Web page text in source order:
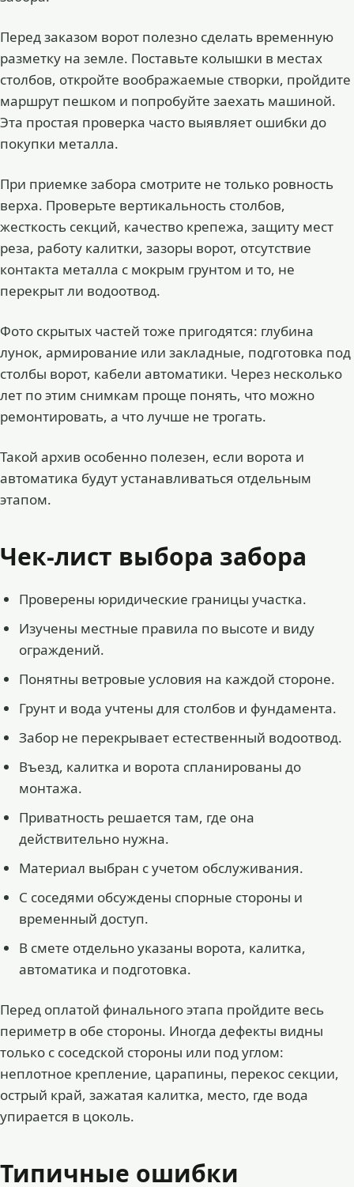
Перед заказом ворот полезно сделать временную
разметку на земле. Поставьте колышки в местах
столбов, откройте воображаемые створки, пройдите
маршрут пешком и попробуйте заехать машиной.
Эта простая проверка часто выявляет ошибки до
покупки металла.
При приемке забора смотрите не только ровность
верха. Проверьте вертикальность столбов,
жесткость секций, качество крепежа, защиту мест
реза, работу калитки, зазоры ворот, отсутствие
контакта металла с мокрым грунтом и то, не
перекрыт ли водоотвод.
Фото скрытых частей тоже пригодятся: глубина
лунок, армирование или закладные, подготовка под
столбы ворот, кабели автоматики. Через несколько
лет по этим снимкам проще понять, что можно
ремонтировать, а что лучше не трогать.
Такой архив особенно полезен, если ворота и
автоматика будут устанавливаться отдельным
этапом.
Чек-лист выбора забора
Проверены юридические границы участка.
Изучены местные правила по высоте и виду
ограждений.
Понятны ветровые условия на каждой стороне.
Грунт и вода учтены для столбов и фундамента.
Забор не перекрывает естественный водоотвод.
Въезд, калитка и ворота спланированы до
монтажа.
Приватность решается там, где она
действительно нужна.
Материал выбран с учетом обслуживания.
С соседями обсуждены спорные стороны и
временный доступ.
В смете отдельно указаны ворота, калитка,
автоматика и подготовка.
Перед оплатой финального этапа пройдите весь
периметр в обе стороны. Иногда дефекты видны
только с соседской стороны или под углом:
неплотное крепление, царапины, перекос секции,
острый край, зажатая калитка, место, где вода
упирается в цоколь.
Типичные ошибки